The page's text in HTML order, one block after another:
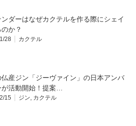
ダーはなぜカクテルを作る際にシェイ
か？
28 カクテル
仏産ジン「ジーヴァイン」の日本アンバ
活動開始！提案…
15 ジン, カクテル